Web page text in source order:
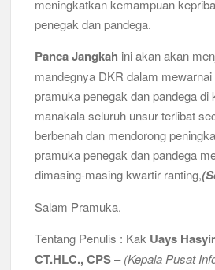
meningkatkan kemampuan
penegak dan pandega.
Panca Jangkah ini akan akan
mandegnya DKR dalam
pramuka penegak dan pandega di
manakala seluruh unsur terlibat
berbenah dan mendorong
pramuka penegak dan pandega
dimasing-masing kwartir ranting,
Salam Pramuka.
Tentang Penulis : Kak Uays
CT.HLC., CPS–(Kepala Pusat